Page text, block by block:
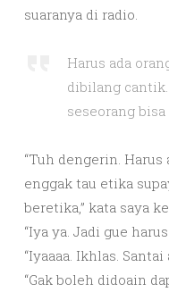
suaranya di radio.
Harus ada
dibilang cantik.
seseorang
“Tuh dengerin. Harus
enggak tau etika
beretika,” kata saya
“Iya ya. Jadi gue
“Iyaaaa. Ikhlas. Santai
“Gak boleh didoain